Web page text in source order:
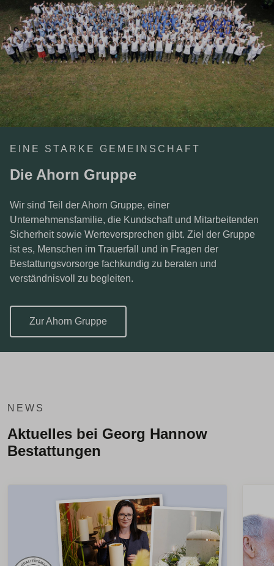
EINE STARKE GEMEINSCHAFT
Die Ahorn Gruppe
Wir sind Teil der Ahorn Gruppe, einer
Unternehmensfamilie, die Kundschaft und Mitarbeitenden
Sicherheit sowie Werteversprechen gibt. Ziel der Gruppe
ist es, Menschen im Trauerfall und in Fragen der
Bestattungsvorsorge fachkundig zu beraten und
verständnisvoll zu begleiten.
Zur Ahorn Gruppe
NEWS
Aktuelles bei Georg Hannow
Bestattungen